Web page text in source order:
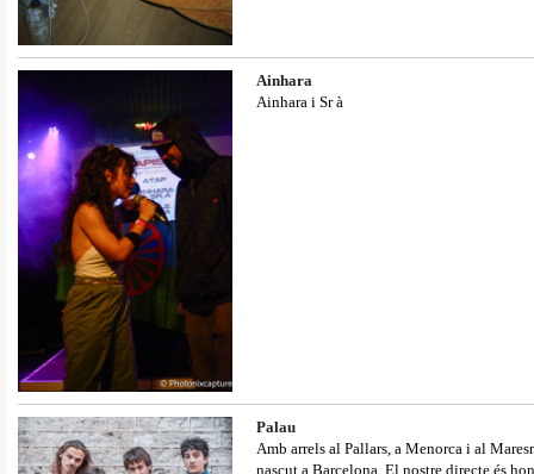
Ainhara
Ainhara i Sr à
Palau
Amb arrels al Pallars, a Menorca i al
nascut a Barcelona. El nostre directe és